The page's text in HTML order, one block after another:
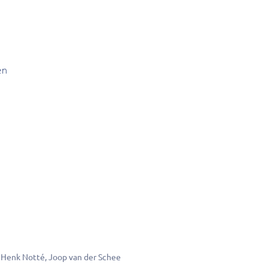
Henk Notté Joop van der Schee